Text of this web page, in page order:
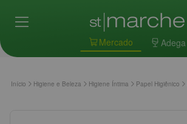
Mercado Adega
Início Higiene e Beleza Higiene Íntima Papel Higiênico